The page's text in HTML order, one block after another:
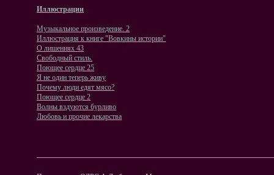
Иллюстрации
Музыкальное произведение. 2
Иллюстрация к книге "Вовкины истории"
О лишениях 43
Свободный стиль.
Поющее сердце 25
Я не один теперь живу
Почему люди едят мясо?
Поющее сердце 2
Волны вздуются бурливо
Любовь и прочие лекарства